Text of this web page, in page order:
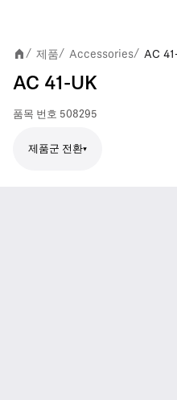
/ 제품/ Accessories/ AC
AC 41-UK
품목 번호 508295
제품군 전환